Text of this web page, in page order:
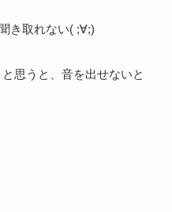
き取れない( ;∀;)
思うと、音を出せないと